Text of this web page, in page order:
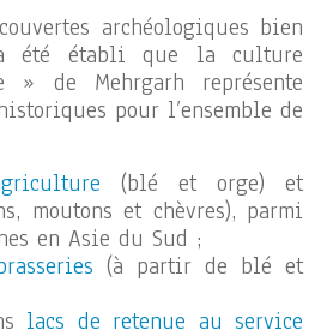
archéologiques bien
été établi que la culture
» de Mehrgarh représente
pour l’ensemble de
(blé et orge) et
moutons et chèvres), parmi
en Asie du Sud ;
(à partir de blé et
lacs de retenue au service